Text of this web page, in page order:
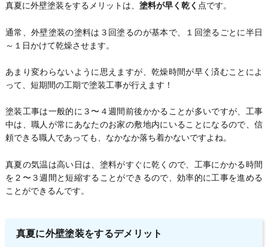
真夏に外壁塗装をするメリットは、 塗料が早く乾く 点です。
通常、外壁塗装の塗料は３回塗るのが基本で、１回塗るごとに半日
～１日かけて乾燥させます。
あまり変わらないように思えますが、乾燥時間が早く済むことによ
って、短期間の工期で塗装工事が行えます！
塗装工事は一般的に３〜４週間前後かかることが多いですが、工事
中は、職人が常にあなたのお家の敷地内にいることになるので、信
頼できる職人であっても、なかなか落ち着かないですよね。
真夏の気温は高い日は、塗料がすぐに乾くので、工事にかかる時間
を２〜３週間と短縮することができるので、効率的に工事を進める
ことができるんです。
真夏に外壁塗装をするデメリット